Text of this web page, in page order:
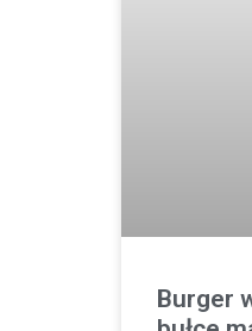
Burger